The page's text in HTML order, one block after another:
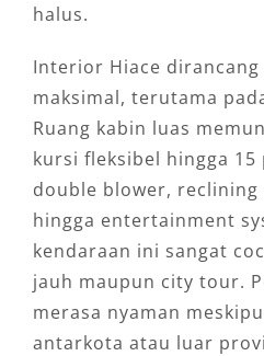
halus.
Interior Hiace
maksimal, terutama
Ruang kabin luas
kursi fleksibel hingga 15
double blower, reclining
hingga entertainment
kendaraan ini sangat
jauh maupun city tour.
merasa nyaman
antarkota atau luar